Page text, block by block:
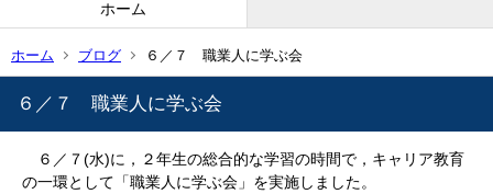
ホーム
ホーム ブログ ６／７ 職業人に学ぶ会
６／７ 職業人に学ぶ会
６／７(水)に，２年生の総合的な学習の時間で，キャリア教育
の一環として「職業人に学ぶ会」を実施しました。